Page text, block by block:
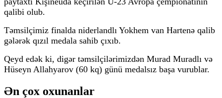
qalibi olub.
Təmsilçimiz finalda niderlandlı Yokhem van Hartenə qalib
gələrək qızıl medala sahib çıxıb.
Qeyd edək ki, digər təmsilçilərimizdən Murad Muradlı və
Hüseyn Allahyarov (60 kq) günü medalsız başa vurublar.
Ən çox oxunanlar